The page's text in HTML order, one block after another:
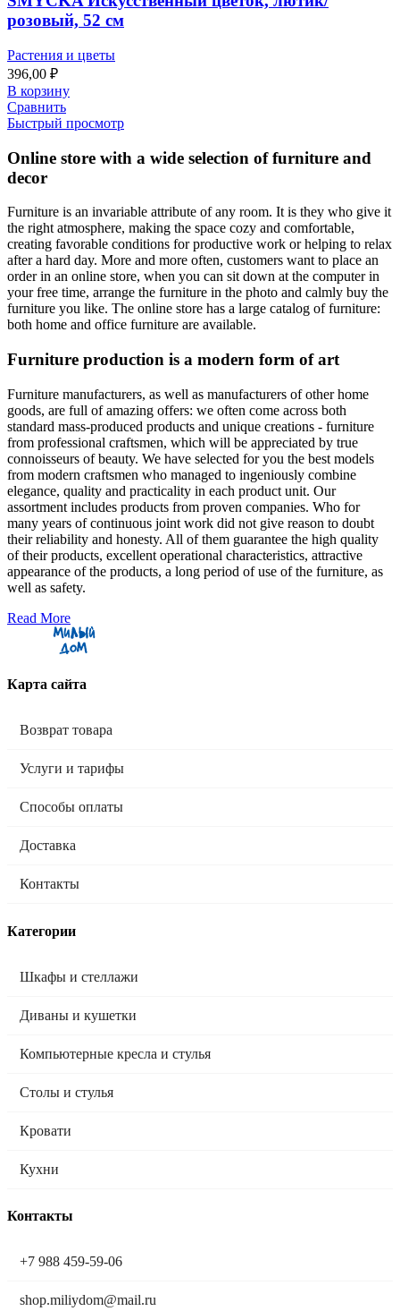
розовый, 52 см
Растения и цветы
396,00 ₽
В корзину
Сравнить
Быстрый просмотр
Online store with a wide selection of furniture and
decor
Furniture is an invariable attribute of any room. It is they who give it
the right atmosphere, making the space cozy and comfortable,
creating favorable conditions for productive work or helping to relax
after a hard day. More and more often, customers want to place an
order in an online store, when you can sit down at the computer in
your free time, arrange the furniture in the photo and calmly buy the
furniture you like. The online store has a large catalog of furniture:
both home and office furniture are available.
Furniture production is a modern form of art
Furniture manufacturers, as well as manufacturers of other home
goods, are full of amazing offers: we often come across both
standard mass-produced products and unique creations - furniture
from professional craftsmen, which will be appreciated by true
connoisseurs of beauty. We have selected for you the best models
from modern craftsmen who managed to ingeniously combine
elegance, quality and practicality in each product unit. Our
assortment includes products from proven companies. Who for
many years of continuous joint work did not give reason to doubt
their reliability and honesty. All of them guarantee the high quality
of their products, excellent operational characteristics, attractive
appearance of the products, a long period of use of the furniture, as
well as safety.
Read More
Карта сайта
Возврат товара
Услуги и тарифы
Способы оплаты
Доставка
Контакты
Категории
Шкафы и стеллажи
Диваны и кушетки
Компьютерные кресла и стулья
Столы и стулья
Кровати
Кухни
Контакты
+7 988 459-59-06
shop.miliydom@mail.ru